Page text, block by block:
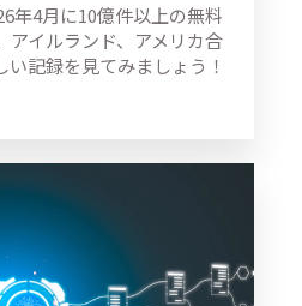
年4月に10億件以上の無料
アイルランド、アメリカ合
記録を見てみましょう！